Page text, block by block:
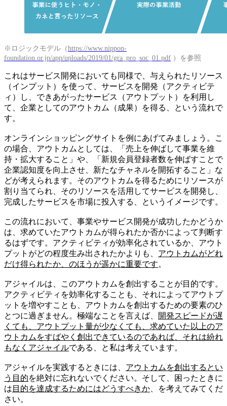
※ロジックモデル（https://www.nippon-
foundation.or.jp/app/uploads/2019/01/gra_pro_soc_01.pdf ）を参照
これはサービス開発においても同様で、与えられたリソース
（インプット）を使って、サービスを開発（アクティビテ
ィ）し、できあがったサービス（アウトプット）を利用し
て、企業としてのアウトカム（成果）を得る、という流れで
す。
オンラインショッピングサイトを例にあげてみましょう。こ
の場合、アウトカムとしては、「売上を伸ばして事業を維
持・拡大すること」や、「新規会員登録者数を伸ばすことで
企業認知度を向上させ、新たなチャネルを開拓すること」な
どが考えられます。そのアウトカムを得るためにリソースが
割り当てられ、そのリソースを活用してサービスを開発し、
完成したサービスを市場に投入する、というイメージです。
この流れにおいて、事業やサービス開発が成功したかどうか
は、求めていたアウトカムが得られたか否かによって判断す
るはずです。アクティビティが効率化されているか、アウト
プットがどの程度生み出されたかよりも、 アウトカムがどれ
だけ得られたか、のほうが遥かに重要です。
アジャイルは、このアウトカムを創出することが目的です。
アクティビティを効率化することも、それによってアウトプ
ットを増やすことも、アウトカムを創出するための要素のひ
とつに過ぎません。極端なことを言えば、
開発スピードが遅
くても、アウトプット量が少なくても、求めていた以上のア
ウトカムをすばやく創出できているのであれば、それは紛れ
もなくアジャイルである、と私は考えています。
アジャイルを実践するときには、 アウトカムを創出するとい
う目的を絶対に忘れないでください。そして、困ったときに
は 目的を達成するためにはどうすべきか 、を考えてみてくだ
さい。